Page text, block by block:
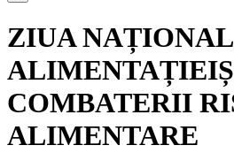
ZIUA
COMBATERII
ALIMENTARE